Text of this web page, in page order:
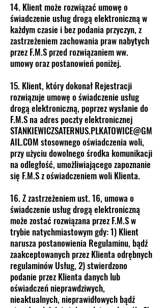
14. Klient może rozwiązać umowę o
świadczenie usług drogą elektroniczną w
każdym czasie i bez podania przyczyn, z
zastrzeżeniem zachowania praw nabytych
przez F.M.S przed rozwiązaniem ww.
umowy oraz postanowień poniżej.
15. Klient, który dokonał Rejestracji
rozwiązuje umowę o świadczenie usług
drogą elektroniczną, poprzez wysłanie do
F.M.S na adres poczty elektronicznej
STANKIEWICZSATERNUS.PLKATOWICE@GM
AIL.COM stosownego oświadczenia woli,
przy użyciu dowolnego środka komunikacji
na odległość, umożliwiającego zapoznanie
się F.M.S z oświadczeniem woli Klienta.
16. Z zastrzeżeniem ust. 16, umowa o
świadczenie usług drogą elektroniczną
może zostać rozwiązana przez F.M.S w
trybie natychmiastowym gdy: 1) Klient
narusza postanowienia Regulaminu, bądź
zaakceptowanych przez Klienta odrębnych
regulaminów Usług, 2) stwierdzono
podanie przez Klienta danych lub
oświadczeń nieprawdziwych,
nieaktualnych, nieprawidłowych bądź